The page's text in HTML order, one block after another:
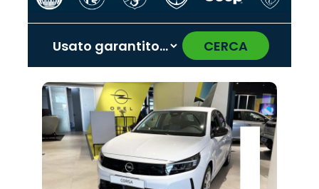
CERCA
Promo
Hyundai
Promo
Omoda
Promo
Seat
Promo
Mazda
Promo
Lancia
Promo
Peugeot
Promo
Jaecoo
Promo
Abarth
Promo
Citroën
Promo
Land
Rover
Promo
Opel
Promo
Fiat
Promo
Jeep
Promo
Alfa
Romeo
Promo
Cupra
‹ ›